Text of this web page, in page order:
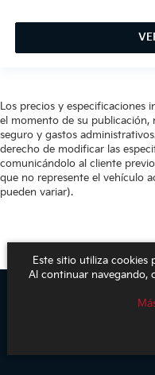
Los precios y especificaciones
el momento de su publicación,
seguro y gastos
derecho de modificar las
comunicándolo al cliente
que no represente el vehículo
pueden variar).
Blvd.
Este sitio utiliza cookies
Al continuar navegando,